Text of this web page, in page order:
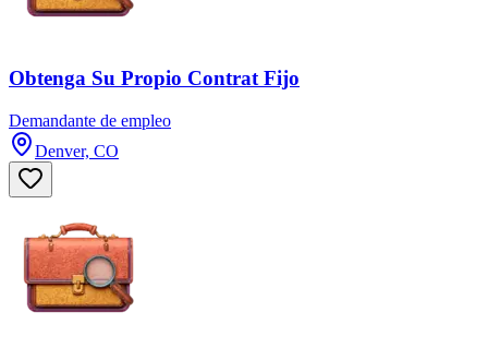
Obtenga Su Propio Contrat Fijo
Demandante de empleo
Denver, CO